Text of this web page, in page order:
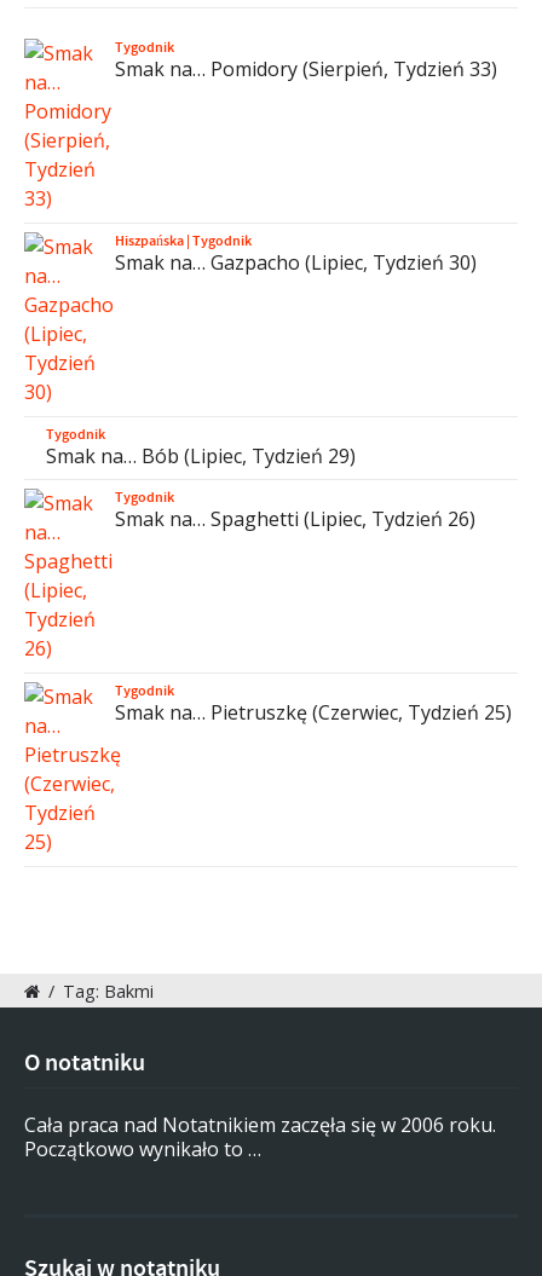
Tygodnik
Smak na… Pomidory (Sierpień, Tydzień 33)
Hiszpańska|Tygodnik
Smak na… Gazpacho (Lipiec, Tydzień 30)
Tygodnik
Smak na… Bób (Lipiec, Tydzień 29)
Tygodnik
Smak na… Spaghetti (Lipiec, Tydzień 26)
Tygodnik
Smak na… Pietruszkę (Czerwiec, Tydzień 25)
/ Tag: Bakmi
O notatniku
Cała praca nad Notatnikiem zaczęła się w 2006 roku.
Początkowo wynikało to …
Szukaj w notatniku